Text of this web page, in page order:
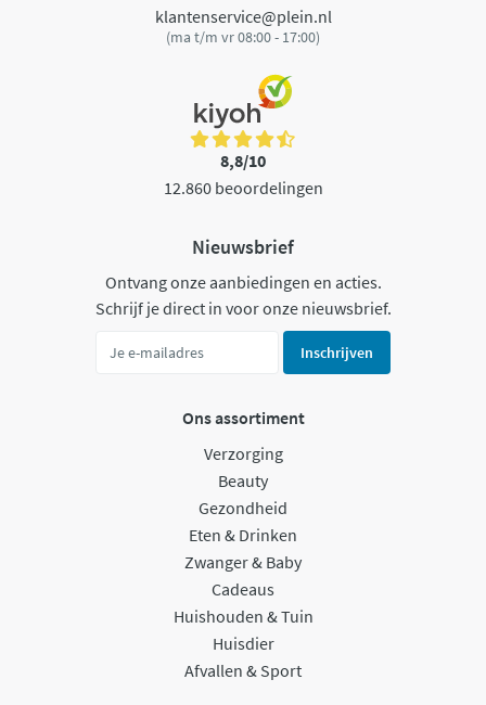
klantenservice@plein.nl
(ma t/m vr 08:00 - 17:00)
8,8/10
12.860 beoordelingen
Nieuwsbrief
Ontvang onze aanbiedingen en acties.
Schrijf je direct in voor onze nieuwsbrief.
Inschrijven
Ons assortiment
Verzorging
Beauty
Gezondheid
Eten & Drinken
Zwanger & Baby
Cadeaus
Huishouden & Tuin
Huisdier
Afvallen & Sport